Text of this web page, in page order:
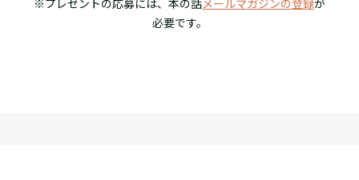
※プレゼントの応募には、本の話メールマガジンの登録が
必要です。